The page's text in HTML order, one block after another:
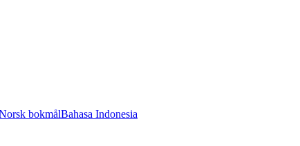
bokmålBahasa Indonesia